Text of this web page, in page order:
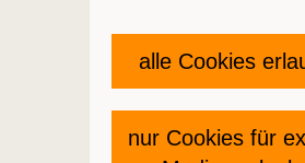
alle Cookies
nur Cookies für